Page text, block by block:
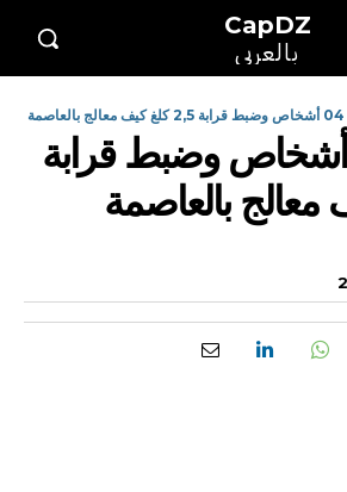
CapDZ
بالعربي
توقيف 04 أشخاص وضبط قرابة